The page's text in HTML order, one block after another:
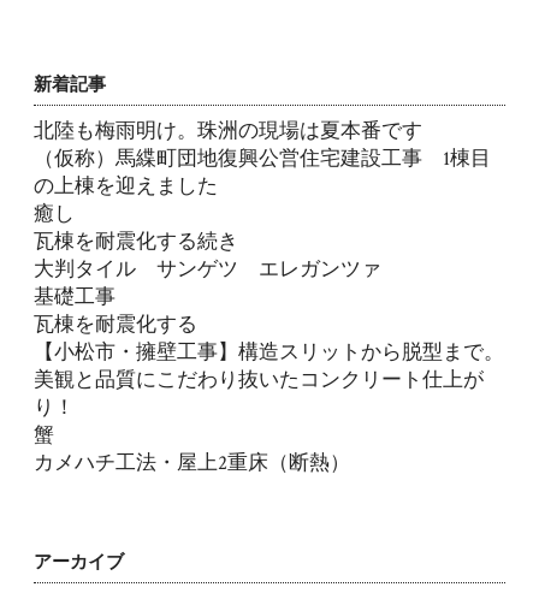
新着記事
北陸も梅雨明け。珠洲の現場は夏本番です
（仮称）馬緤町団地復興公営住宅建設工事 1棟目
の上棟を迎えました
癒し
瓦棟を耐震化する続き
大判タイル サンゲツ エレガンツァ
基礎工事
瓦棟を耐震化する
【小松市・擁壁工事】構造スリットから脱型まで。
美観と品質にこだわり抜いたコンクリート仕上が
り！
蟹
カメハチ工法・屋上2重床（断熱）
アーカイブ